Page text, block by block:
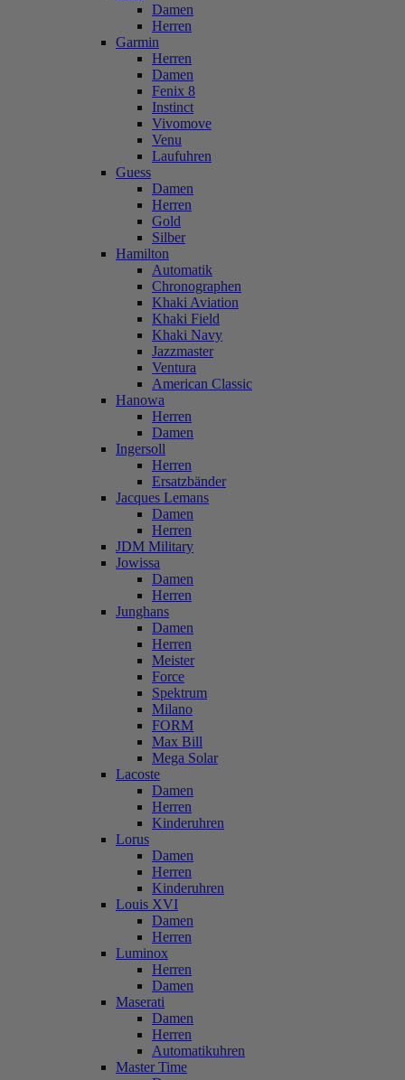
Damen
Herren
Garmin
Herren
Damen
Fenix 8
Instinct
Vivomove
Venu
Laufuhren
Guess
Damen
Herren
Gold
Silber
Hamilton
Automatik
Chronographen
Khaki Aviation
Khaki Field
Khaki Navy
Jazzmaster
Ventura
American Classic
Hanowa
Herren
Damen
Ingersoll
Herren
Ersatzbänder
Jacques Lemans
Damen
Herren
JDM Military
Jowissa
Damen
Herren
Junghans
Damen
Herren
Meister
Force
Spektrum
Milano
FORM
Max Bill
Mega Solar
Lacoste
Damen
Herren
Kinderuhren
Lorus
Damen
Herren
Kinderuhren
Louis XVI
Damen
Herren
Luminox
Herren
Damen
Maserati
Damen
Herren
Automatikuhren
Master Time